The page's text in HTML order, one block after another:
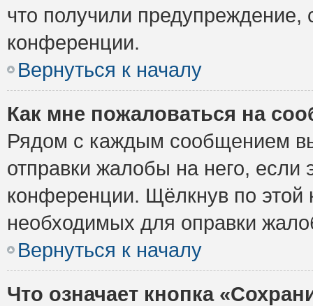
что получили предупреждение,
конференции.
Вернуться к началу
Как мне пожаловаться на
Рядом с каждым сообщением
отправки жалобы на него,
конференции. Щёлкнув по этой
необходимых для оправки
Вернуться к началу
Что означает кнопка